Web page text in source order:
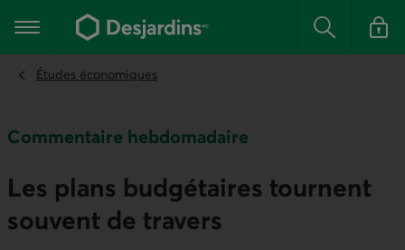
contenu
Menu principal Rechercher
Se
Études économiques
Commentaire hebdomadaire
Les plans budgétaires tournent
souvent de travers